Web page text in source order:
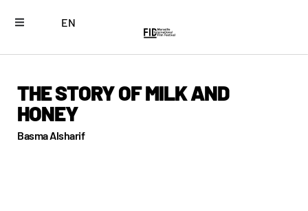
EN
THE STORY OF MILK AND
HONEY
Basma Alsharif